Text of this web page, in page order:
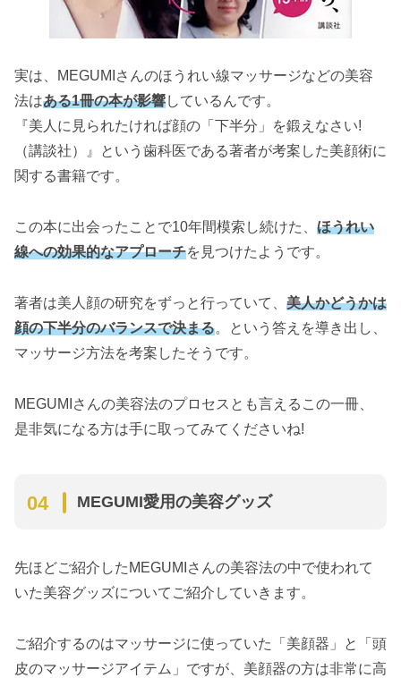
実は、MEGUMIさんのほうれい線マッサージなどの美容
法はある1冊の本が影響しているんです。
『美人に見られたければ顔の「下半分」を鍛えなさい!
（講談社）』という歯科医である著者が考案した美顔術に
関する書籍です。
この本に出会ったことで10年間模索し続けた、 ほうれい
線への効果的なアプローチを見つけたようです。
著者は美人顔の研究をずっと行っていて、 美人かどうかは
顔の下半分のバランスで決まる。という答えを導き出し、
マッサージ方法を考案したそうです。
MEGUMIさんの美容法のプロセスとも言えるこの一冊、
是非気になる方は手に取ってみてくださいね!
MEGUMI愛用の美容グッズ
先ほどご紹介したMEGUMIさんの美容法の中で使われて
いた美容グッズについてご紹介していきます。
ご紹介するのはマッサージに使っていた「美顔器」と「頭
皮のマッサージアイテム」ですが、美顔器の方は非常に高